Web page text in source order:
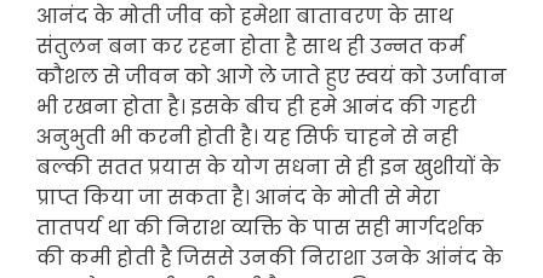
आनंद के मोती जीव को हमेशा बातावरण के साथ
संतुलन बना कर रहना होता है साथ ही उन्नत कर्म
कौशल से जीवन को आगे ले जाते हुए स्वयं को उर्जावान
भी रखना होता है। इसके बीच ही हमे आनंद की गहरी
अनुभुती भी करनी होती है। यह सिर्फ चाहने से नही
बल्की सतत प्रयास के योग सधना से ही इन खुशीयों के
प्राप्त किया जा सकता है। आनंद के मोती से मेरा
तातपर्य था की निराश व्यक्ति के पास सही मार्गदर्शक
की कमी होती है जिससे उनकी निराशा उनके आंनंद के